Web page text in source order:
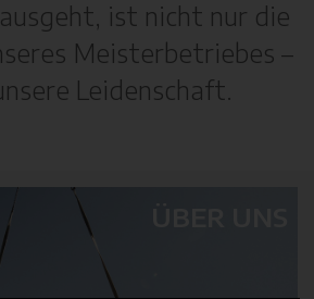
ist nicht nur die
Meisterbetriebes –
Leidenschaft.